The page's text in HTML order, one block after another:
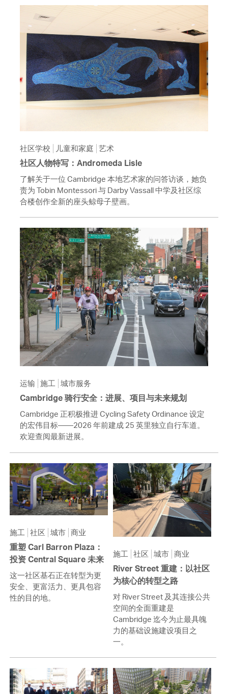
社区学校 儿童和家庭 艺术
社区人物特写：Andromeda Lisle
了解关于一位 Cambridge 本地艺术家的问答访谈，她负
责为 Tobin Montessori 与 Darby Vassall 中学及社区综
合楼创作全新的座头鲸母子壁画。
运输 施工 城市服务
Cambridge 骑行安全：进展、项目与未来规划
Cambridge 正积极推进 Cycling Safety Ordinance 设定
的宏伟目标——2026 年前建成 25 英里独立自行车道。
欢迎查阅最新进展。
施工 社区 城市 商业
重塑 Carl Barron Plaza：
投资 Central Square 未来
这一社区基石正在转型为更
安全、更富活力、更具包容
性的目的地。
施工 社区 城市 商业
River Street 重建：以社区
为核心的转型之路
对 River Street 及其连接公共
空间的全面重建是
Cambridge 迄今为止最具魄
力的基础设施建设项目之
一。